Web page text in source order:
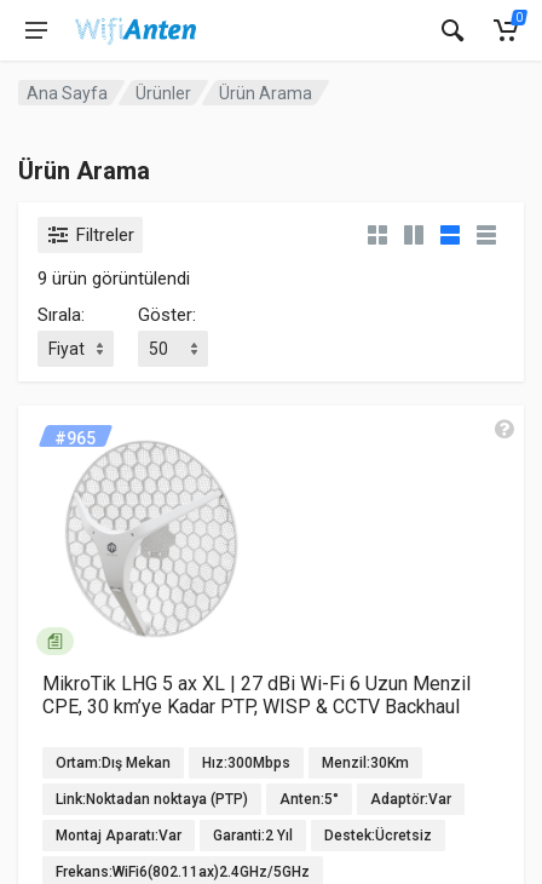
0
Ana Sayfa Ürünler Ürün Arama
Ürün Arama
Filtreler
9 ürün görüntülendi
Sırala:
Göster:
#965
MikroTik LHG 5 ax XL | 27 dBi Wi-Fi 6 Uzun Menzil
CPE, 30 km’ye Kadar PTP, WISP & CCTV Backhaul
Ortam:Dış Mekan Hız:300Mbps Menzil:30Km
Link:Noktadan noktaya (PTP) Anten:5° Adaptör:Var
Montaj Aparatı:Var Garanti:2 Yıl Destek:Ücretsiz
Frekans:WiFi6(802.11ax)2.4GHz/5GHz